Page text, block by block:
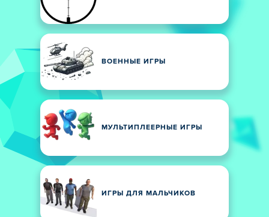
ВОЕННЫЕ ИГРЫ
МУЛЬТИПЛЕЕРНЫЕ ИГРЫ
ИГРЫ ДЛЯ МАЛЬЧИКОВ